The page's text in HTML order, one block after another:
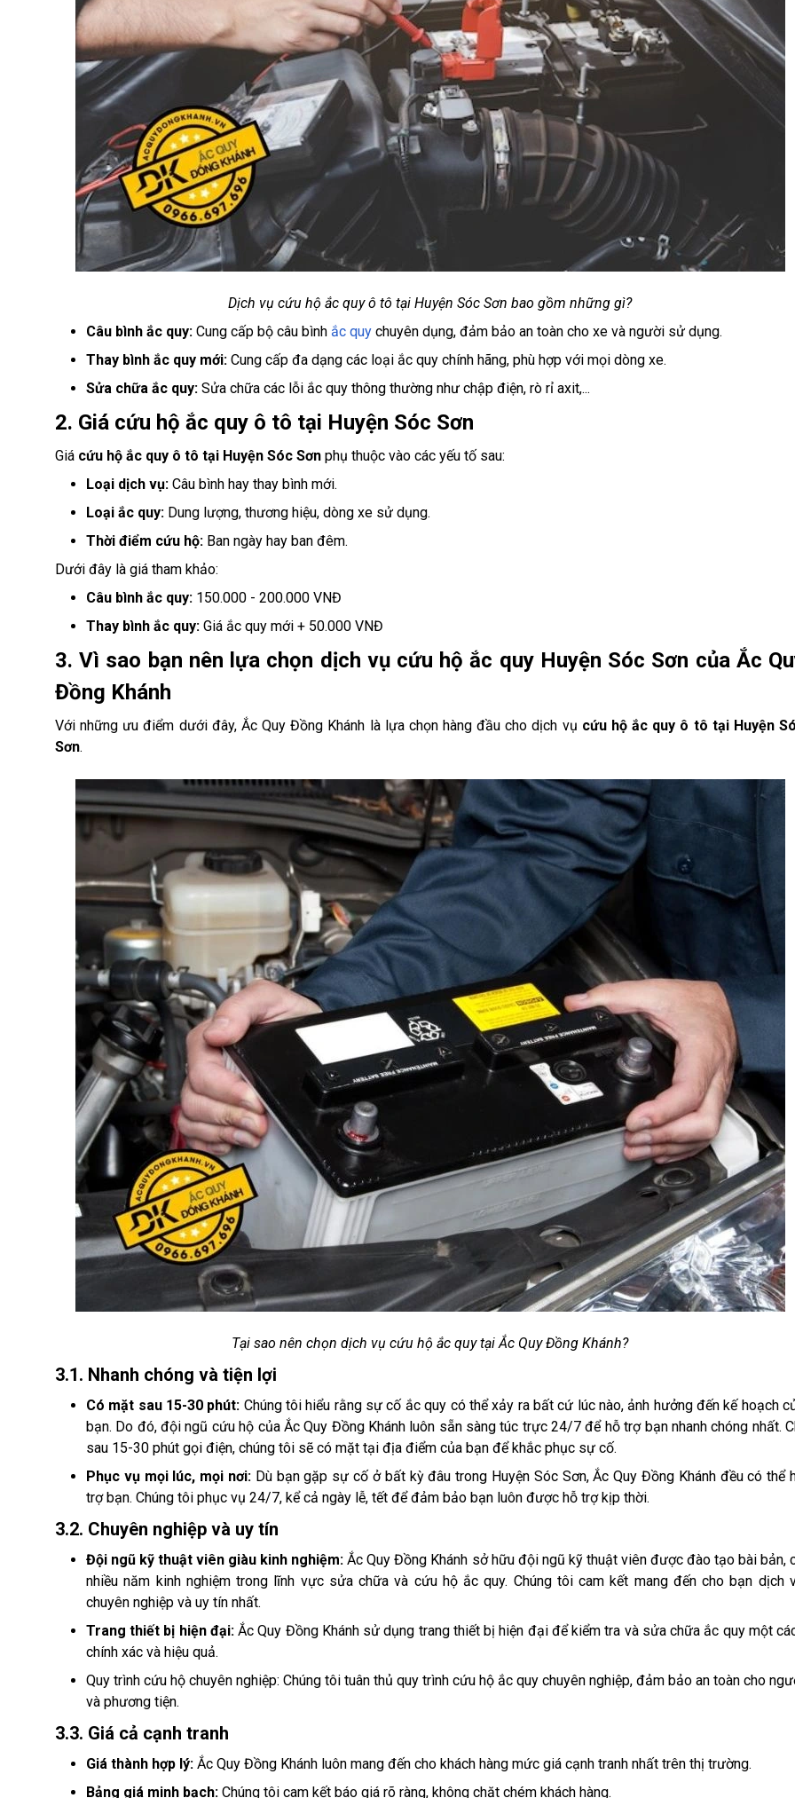
Dịch vụ cứu hộ ắc quy ô tô tại Huyện Sóc Sơn bao gồm những gì?
Câu bình ắc quy: Cung cấp bộ câu bình ắc quy chuyên dụng, đảm bảo an toàn cho xe và người sử dụng.
Thay bình ắc quy mới: Cung cấp đa dạng các loại ắc quy chính hãng, phù hợp với mọi dòng xe.
Sửa chữa ắc quy: Sửa chữa các lỗi ắc quy thông thường như chập điện, rò rỉ axit,...
2. Giá cứu hộ ắc quy ô tô tại Huyện Sóc Sơn
Giá cứu hộ ắc quy ô tô tại Huyện Sóc Sơn phụ thuộc vào các yếu tố sau:
Loại dịch vụ: Câu bình hay thay bình mới.
Loại ắc quy: Dung lượng, thương hiệu, dòng xe sử dụng.
Thời điểm cứu hộ: Ban ngày hay ban đêm.
Dưới đây là giá tham khảo:
Câu bình ắc quy: 150.000 - 200.000 VNĐ
Thay bình ắc quy: Giá ắc quy mới + 50.000 VNĐ
3. Vì sao bạn nên lựa chọn dịch vụ cứu hộ ắc quy Huyện Sóc Sơn của Ắc
Đồng Khánh
Với những ưu điểm dưới đây, Ắc Quy Đồng Khánh là lựa chọn hàng đầu cho dịch vụ cứu hộ ắc quy ô tô tại Huyện
Sơn.
Tại sao nên chọn dịch vụ cứu hộ ắc quy tại Ắc Quy Đồng Khánh?
3.1. Nhanh chóng và tiện lợi
Có mặt sau 15-30 phút: Chúng tôi hiểu rằng sự cố ắc quy có thể xảy ra bất cứ lúc nào, ảnh hưởng đến kế hoạch
bạn. Do đó, đội ngũ cứu hộ của Ắc Quy Đồng Khánh luôn sẵn sàng túc trực 24/7 để hỗ trợ bạn nhanh chóng nhất.
sau 15-30 phút gọi điện, chúng tôi sẽ có mặt tại địa điểm của bạn để khắc phục sự cố.
Phục vụ mọi lúc, mọi nơi: Dù bạn gặp sự cố ở bất kỳ đâu trong Huyện Sóc Sơn, Ắc Quy Đồng Khánh đều có thể
trợ bạn. Chúng tôi phục vụ 24/7, kể cả ngày lễ, tết để đảm bảo bạn luôn được hỗ trợ kịp thời.
3.2. Chuyên nghiệp và uy tín
Đội ngũ kỹ thuật viên giàu kinh nghiệm:Ắc Quy Đồng Khánh sở hữu đội ngũ kỹ thuật viên được đào tạo bài bản,
nhiều năm kinh nghiệm trong lĩnh vực sửa chữa và cứu hộ ắc quy. Chúng tôi cam kết mang đến cho bạn dịch
chuyên nghiệp và uy tín nhất.
Trang thiết bị hiện đại:Ắc Quy Đồng Khánh sử dụng trang thiết bị hiện đại để kiểm tra và sửa chữa ắc quy một
chính xác và hiệu quả.
Quy trình cứu hộ chuyên nghiệp: Chúng tôi tuân thủ quy trình cứu hộ ắc quy chuyên nghiệp, đảm bảo an toàn cho
và phương tiện.
3.3. Giá cả cạnh tranh
Giá thành hợp lý: Ắc Quy Đồng Khánh luôn mang đến cho khách hàng mức giá cạnh tranh nhất trên thị trường.
Bảng giá minh bạch: Chúng tôi cam kết báo giá rõ ràng, không chặt chém khách hàng.